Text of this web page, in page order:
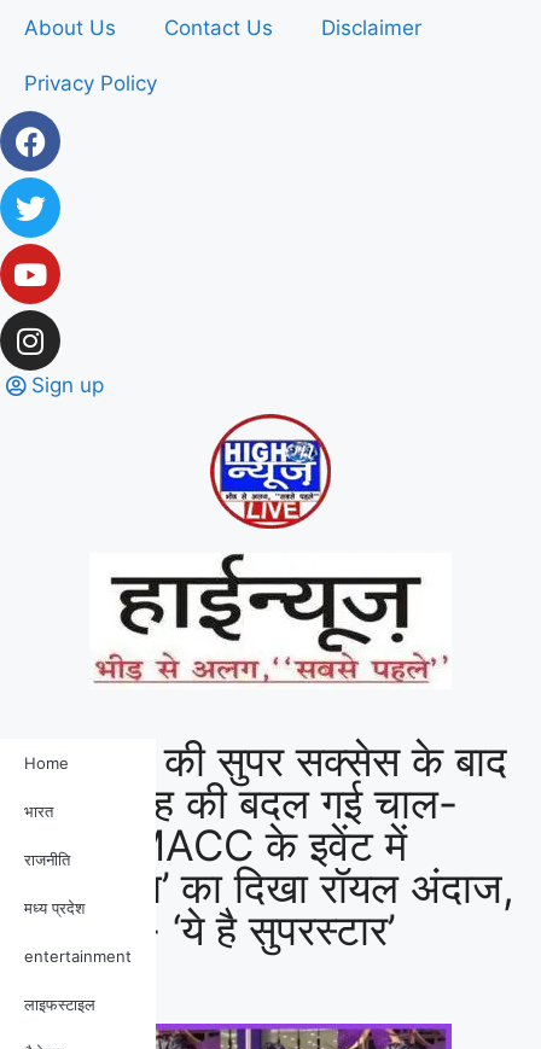
About Us Contact Us Disclaimer
Privacy Policy
Sign up
Home
भारत
राजनीति
मध्य प्रदेश
entertainment
लाइफस्टाइल
‘धुरंधर 2’ की सुपर सक्सेस के बाद
रणवीर सिंह की बदल गई चाल-
ढाल, NMACC के इवेंट में
‘जसकीरत’ का दिखा रॉयल अंदाज,
लोग बोले- ‘ये है सुपरस्टार’